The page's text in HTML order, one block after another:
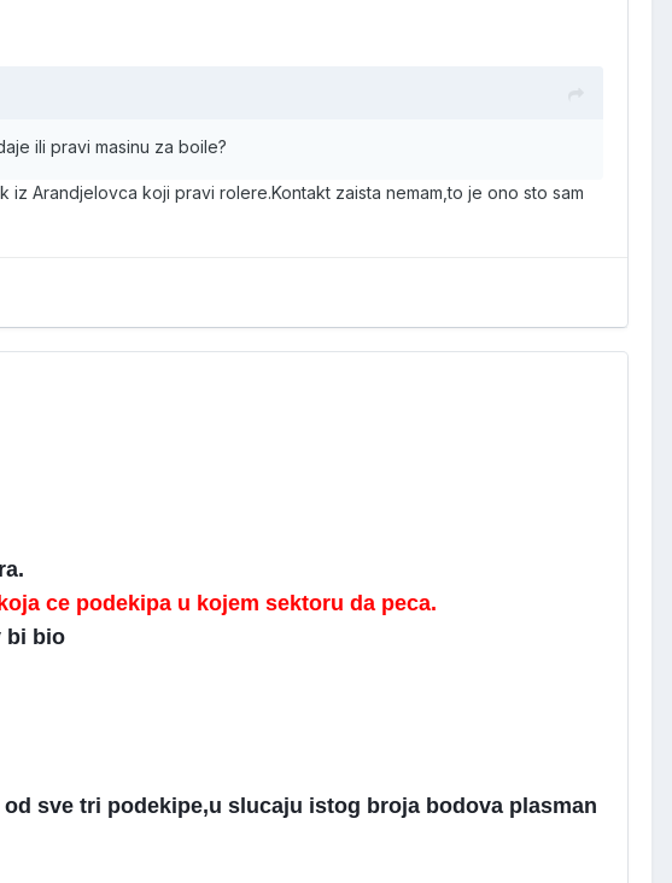
ili pravi masinu za boile?
Arandjelovca koji pravi rolere.Kontakt zaista nemam,to je ono sto sam
ce podekipa u kojem sektoru da peca.
bi bio
sve tri podekipe,u slucaju istog broja bodova plasman